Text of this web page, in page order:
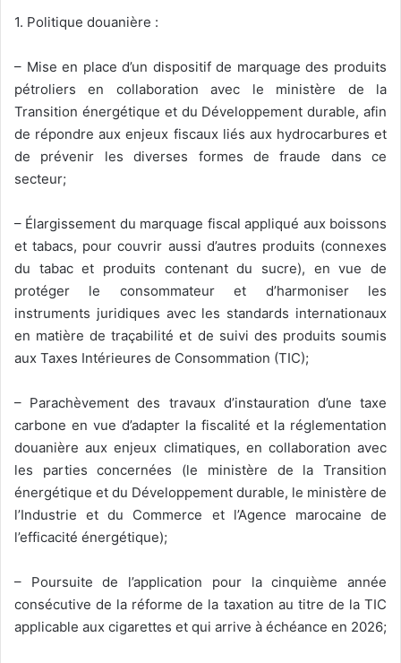
1. Politique douanière :
– Mise en place d’un dispositif de marquage des produits
pétroliers en collaboration avec le ministère de la
Transition énergétique et du Développement durable, afin
de répondre aux enjeux fiscaux liés aux hydrocarbures et
de prévenir les diverses formes de fraude dans ce
secteur;
– Élargissement du marquage fiscal appliqué aux boissons
et tabacs, pour couvrir aussi d’autres produits (connexes
du tabac et produits contenant du sucre), en vue de
protéger le consommateur et d’harmoniser les
instruments juridiques avec les standards internationaux
en matière de traçabilité et de suivi des produits soumis
aux Taxes Intérieures de Consommation (TIC);
– Parachèvement des travaux d’instauration d’une taxe
carbone en vue d’adapter la fiscalité et la réglementation
douanière aux enjeux climatiques, en collaboration avec
les parties concernées (le ministère de la Transition
énergétique et du Développement durable, le ministère de
l’Industrie et du Commerce et l’Agence marocaine de
l’efficacité énergétique);
– Poursuite de l’application pour la cinquième année
consécutive de la réforme de la taxation au titre de la TIC
applicable aux cigarettes et qui arrive à échéance en 2026;